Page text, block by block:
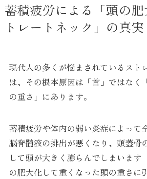
蓄積疲労による「頭の
トレートネック」の真実
現代人の多くが悩まされているスト
は、その根本原因は「首」ではなく
の重さ」にあります。
蓄積疲労や体内の弱い炎症によって
脳脊髄液の排出が悪くなり、頭蓋骨
して頭が大きく膨らんでしまいます
の肥大化して重くなった頭の重さに